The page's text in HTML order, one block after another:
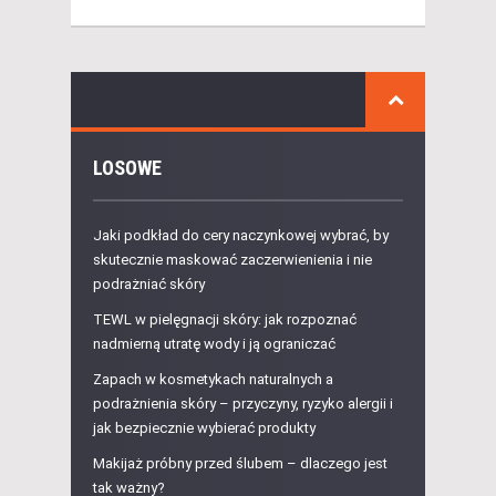
LOSOWE
Jaki podkład do cery naczynkowej wybrać, by
skutecznie maskować zaczerwienienia i nie
podrażniać skóry
TEWL w pielęgnacji skóry: jak rozpoznać
nadmierną utratę wody i ją ograniczać
Zapach w kosmetykach naturalnych a
podrażnienia skóry – przyczyny, ryzyko alergii i
jak bezpiecznie wybierać produkty
Makijaż próbny przed ślubem – dlaczego jest
tak ważny?